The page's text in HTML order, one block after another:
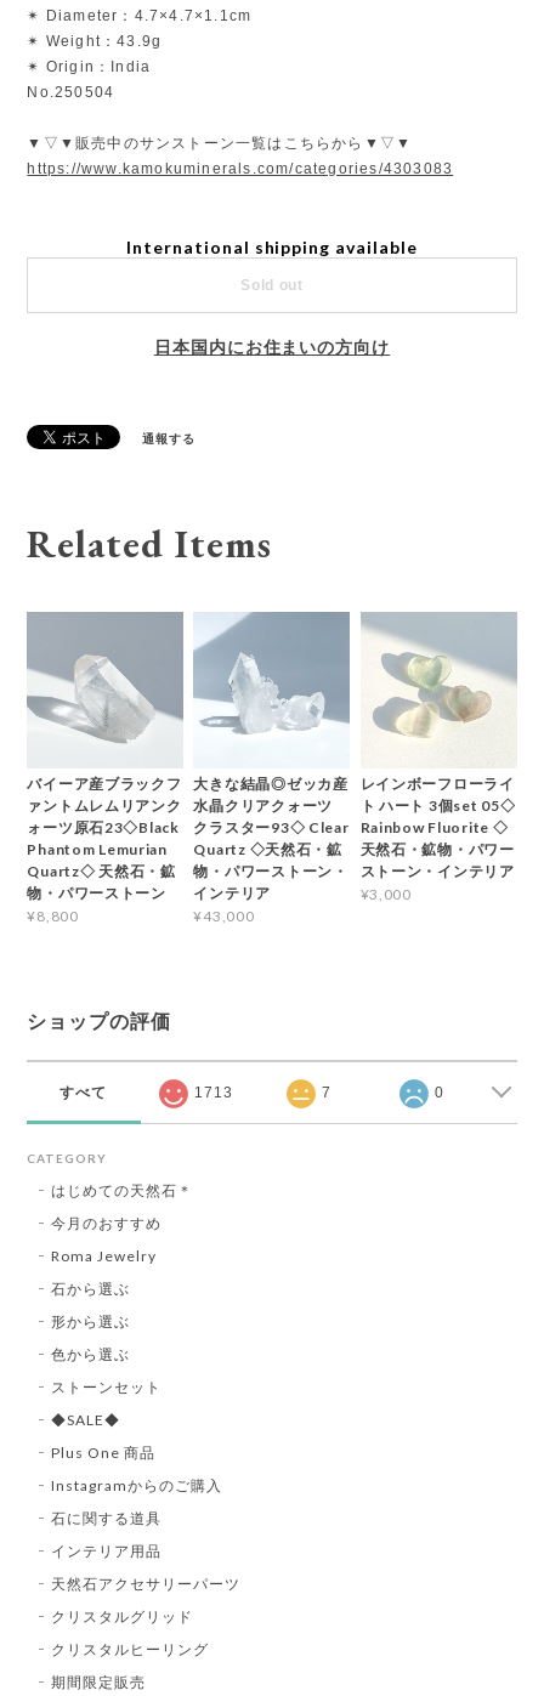
✴︎ Diameter：4.7×4.7×1.1cm
✴︎ Weight：43.9g
✴︎ Origin：India
No.250504
▼▽▼販売中のサンストーン一覧はこちらから▼▽▼
https://www.kamokuminerals.com/categories/4303083
International shipping available
Sold out
日本国内にお住まいの方向け
通報する
Related Items
バイーア産ブラックフ
ァントムレムリアンク
ォーツ原石23◇Black
Phantom Lemurian
Quartz◇ 天然石・鉱
物・パワーストーン
¥8,800
大きな結晶◎ゼッカ産
水晶クリアクォーツ
クラスター93◇ Clear
Quartz ◇天然石・鉱
物・パワーストーン・
インテリア
¥43,000
レインボーフローライ
ト ハート 3個set 05◇
Rainbow Fluorite ◇
天然石・鉱物・パワー
ストーン・インテリア
¥3,000
ショップの評価
すべて 1713 7 0
CATEGORY
はじめての天然石＊
今月のおすすめ
Roma Jewelry
石から選ぶ
形から選ぶ
色から選ぶ
ストーンセット
◆SALE◆
Plus One 商品
Instagramからのご購入
石に関する道具
インテリア用品
天然石アクセサリーパーツ
クリスタルグリッド
クリスタルヒーリング
期間限定販売